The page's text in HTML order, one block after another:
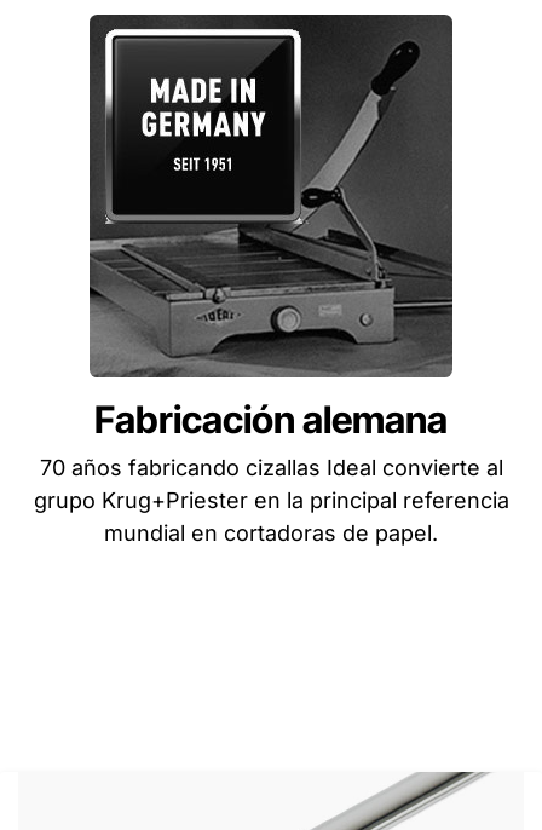
Fabricación alemana
70 años fabricando cizallas Ideal convierte al
grupo Krug+Priester en la principal referencia
mundial en cortadoras de papel.